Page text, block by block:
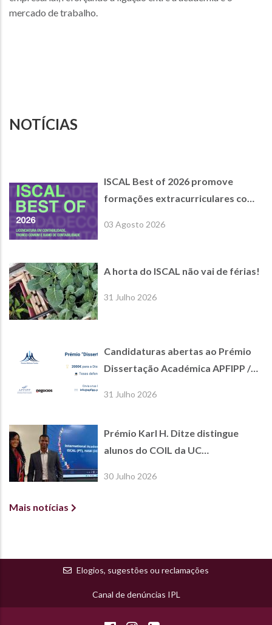
mercado de trabalho.
NOTÍCIAS
ISCAL Best of 2026 promove
formações extracurriculares com
03 Agosto 2026
A horta do ISCAL não vai de férias!
31 Julho 2026
Candidaturas abertas ao Prémio
Dissertação Académica APFIPP /
31 Julho 2026
Prémio Karl H. Ditze distingue
alunos do COIL da UC
30 Julho 2026
Mais notícias
Elogios, sugestões ou reclamações
Canal de denúncias IPL